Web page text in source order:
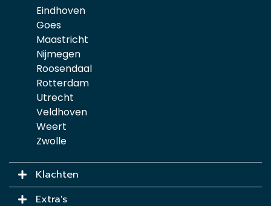
Eindhoven
Goes
Maastricht
Nijmegen
Roosendaal
Rotterdam
Utrecht
Veldhoven
Weert
Zwolle
Klachten
Extra's